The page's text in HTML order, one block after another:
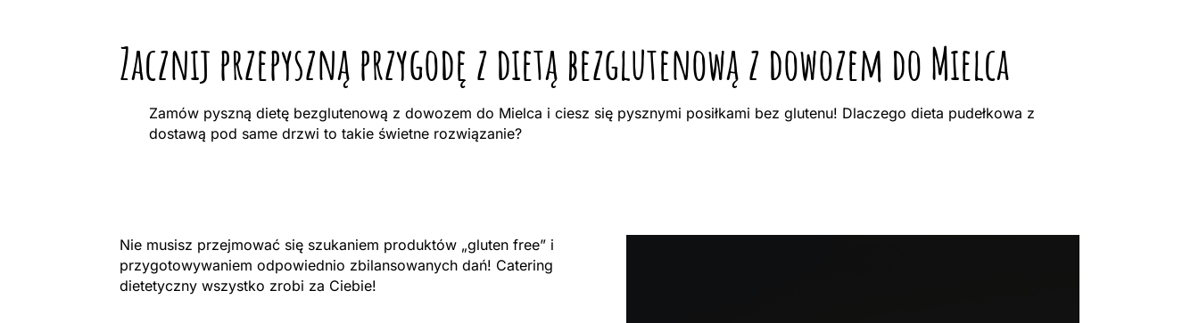
Zacznij przepyszną przygodę z dietą bezglutenową z dowozem do Mielca
Zamów pyszną dietę bezglutenową z dowozem do Mielca i ciesz się pysznymi posiłkami bez glutenu! Dlaczego dieta pudełkowa z
dostawą pod same drzwi to takie świetne rozwiązanie?
Nie musisz przejmować się szukaniem produktów „gluten free” i
przygotowywaniem odpowiednio zbilansowanych dań! Catering
dietetyczny wszystko zrobi za Ciebie!